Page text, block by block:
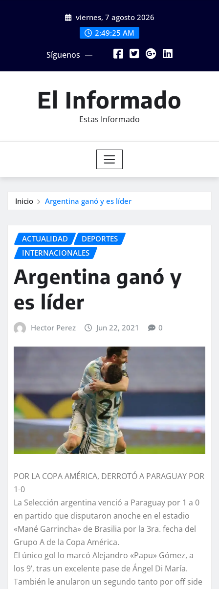
viernes, 7 agosto 2026
2:49:27 AM
Síguenos
El Informado
Estas Informado
Inicio Argentina ganó y es líder
ACTUALIDAD
DEPORTES
INTERNACIONALES
Argentina ganó y
es líder
Hector Perez Jun 22, 2021 0
POR LA COPA AMÉRICA, DERROTÓ A PARAGUAY POR
1-0
La Selección argentina venció a Paraguay por 1 a 0
en partido que disputaron anoche en el estadio
«Mané Garrincha» de Brasilia por la 3ra. fecha del
Grupo A de la Copa América.
El único gol lo marcó Alejandro «Papu» Gómez, a
los 9’, tras un excelente pase de Ángel Di María.
También le anularon un segundo tanto por off side